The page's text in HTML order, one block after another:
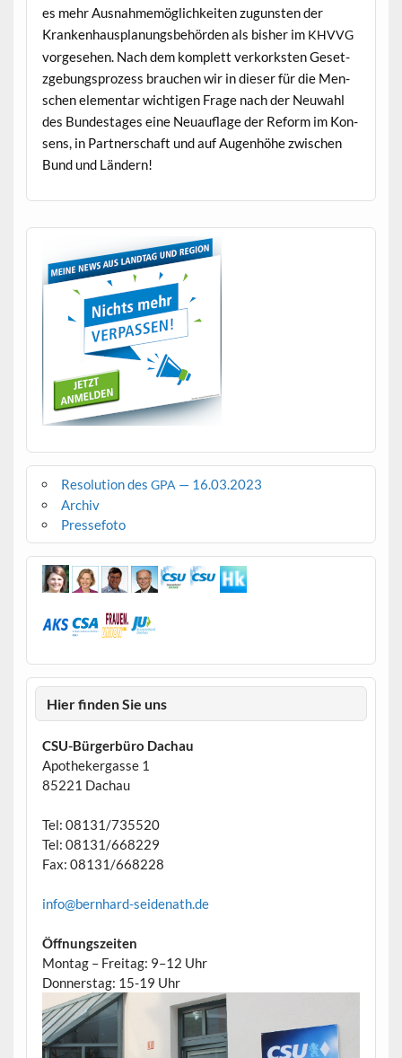
es mehr Aus­nah­memöglichkeit­en zugun­sten der
Kranken­haus­pla­nungs­be­hör­den als bish­er im KHVVG
vorge­se­hen. Nach dem kom­plett verko­rk­sten Geset­
zge­bung­sprozess brauchen wir in dieser für die Men­
schen ele­men­tar wichti­gen Frage nach der Neuwahl
des Bun­destages eine Neuau­flage der Reform im Kon­
sens, in Part­ner­schaft und auf Augen­höhe zwis­chen
Bund und Ländern!
Resolution des GPA — 16.03.2023
Archiv
Pressefoto
Hier finden Sie uns
CSU-Bürgerbüro Dachau
Apothekergasse 1
85221 Dachau
Tel: 08131/735520
Tel: 08131/668229
Fax: 08131/668228
info@bernhard-seidenath.de
Öffnungszeiten
Montag – Freitag: 9–12 Uhr
Donnerstag: 15-19 Uhr